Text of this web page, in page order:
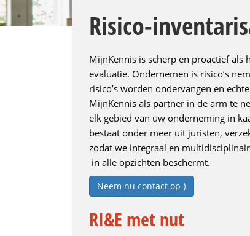
Risico-
MijnKennis is scherp en proactief als
evaluatie. Ondernemen is risico’s
risico’s worden ondervangen en
MijnKennis als partner in de arm te
elk gebied van uw onderneming in
bestaat onder meer uit juristen,
zodat we integraal en
in alle opzichten beschermt.
Neem nu contact op ⟩
RI&E met nut